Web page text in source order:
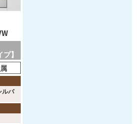
】
ルバ